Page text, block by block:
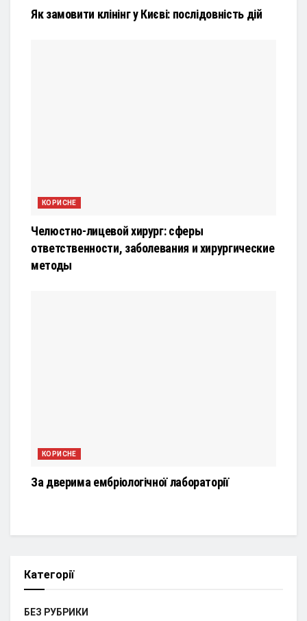
Як замовити клінінг у Києві: послідовність дій
КОРИСНЕ
Челюстно-лицевой хирург: сферы
ответственности, заболевания и хирургические
методы
КОРИСНЕ
За дверима ембріологічної лабораторії
Категорії
БЕЗ РУБРИКИ